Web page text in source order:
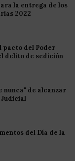
la entrega de los
2022
pacto del Poder
delito de sedición
nunca" de alcanzar
del Día de la